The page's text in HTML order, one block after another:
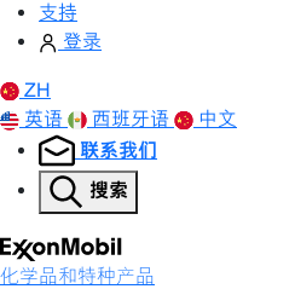
支持
登录
ZH
英语
西班牙语 中文
联系我们
搜索
化学品和特种产品